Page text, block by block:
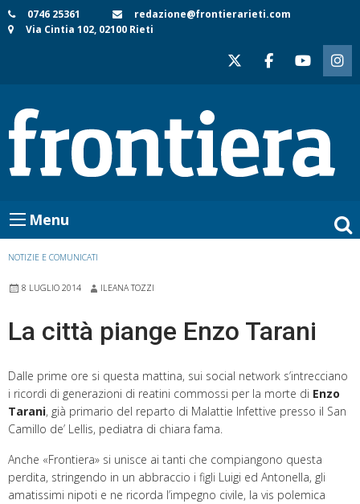
Skip
to
0746 25361
redazione@frontierarieti.com
Via Cintia 102, 02100 Rieti
Menu
NOTIZIE E COMUNICATI
8 LUGLIO 2014 ILEANA TOZZI
La città piange Enzo Tarani
Dalle prime ore si questa mattina, sui social network s’intrecciano
i ricordi di generazioni di reatini commossi per la morte di Enzo
Tarani, già primario del reparto di Malattie Infettive presso il San
Camillo de’ Lellis, pediatra di chiara fama.
Anche «Frontiera» si unisce ai tanti che compiangono questa
perdita, stringendo in un abbraccio i figli Luigi ed Antonella, gli
amatissimi nipoti e ne ricorda l’impegno civile, la vis polemica